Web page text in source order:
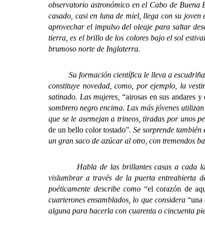
observatorio astronómico en el Cabo de
casado, casi en luna de miel, llega con su
aprovechar el impulso del oleaje para saltar
tierra, es el brillo de los colores bajo el sol
brumoso norte de Inglaterra.
Su formación científica le lleva a escudriñarlo
constituye novedad, como, por ejemplo, la
satinado. Las mujeres, “airosas en sus andares
sombrero negro encima. Las más jóvenes
que se le asemejan a trineos, tiradas por unos
de un bello color tostado”. Se sorprende
un gran saco de azúcar al otro, con tremendos
Habla de las brillantes casas a cada lado
vislumbrar a través de la puerta entreabierta
poéticamente describe como “el corazón de
cuarterones ensamblados, lo que considera“una
alguna para hacerla con cuarenta o cincuenta